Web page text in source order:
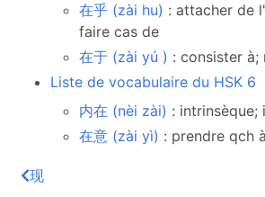
在乎 (zài hu) : attacher de
faire cas de
在于 (zài yú ) : consister à;
Liste de vocabulaire du HSK 6
内在 (nèi zài) : intrinsèque;
在意 (zài yì) : prendre qch
现